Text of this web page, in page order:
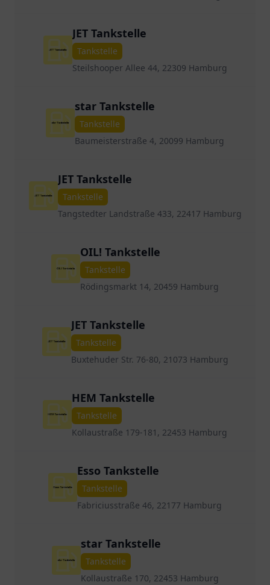
JET Tankstelle
Tankstelle
Steilshooper Allee 44, 22309 Hamburg
star Tankstelle
Tankstelle
Baumeisterstraße 4, 20099 Hamburg
JET Tankstelle
Tankstelle
Tangstedter Landstraße 433, 22417 Hamburg
OIL! Tankstelle
Tankstelle
Rödingsmarkt 14, 20459 Hamburg
JET Tankstelle
Tankstelle
Buxtehuder Str. 76-80, 21073 Hamburg
HEM Tankstelle
Tankstelle
Kollaustraße 179-181, 22453 Hamburg
Esso Tankstelle
Tankstelle
Fabriciusstraße 46, 22177 Hamburg
star Tankstelle
Tankstelle
Kollaustraße 170, 22453 Hamburg